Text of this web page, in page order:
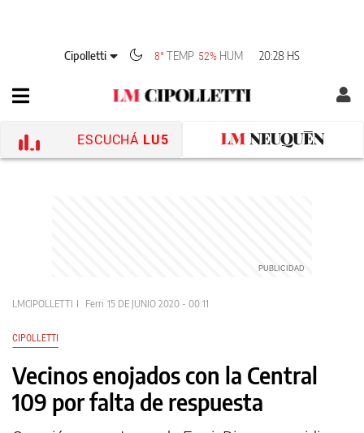
Cipolletti 8°TEMP 52% HUM 20:28 HS
ESCUCHÁ LU5
LMCIPOLLETTI Ferri 15 DE JUNIO 2020 - 00:11
CIPOLLETTI
Vecinos enojados con la Central
109 por falta de respuesta